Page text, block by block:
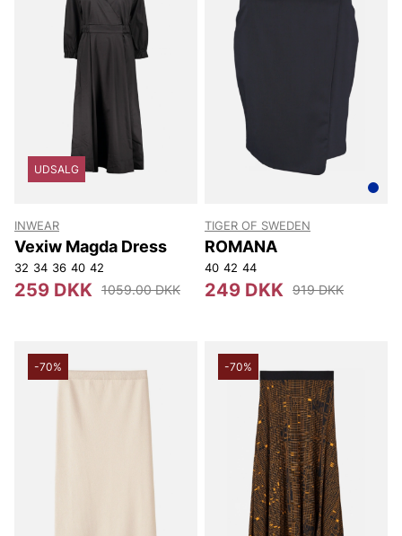
UDSALG
INWEAR
Vexiw Magda Dress
32 34 36 40 42
259 DKK 1059.00 DKK
TIGER OF SWEDEN
ROMANA
40 42 44
249 DKK 919 DKK
-70% -70%